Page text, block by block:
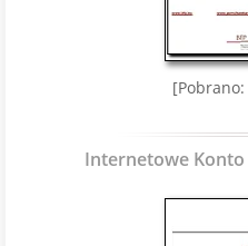
Internetowe